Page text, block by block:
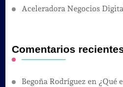
Aceleradora Negocios
Comentarios
Begoña Rodríguez en ¿Qué